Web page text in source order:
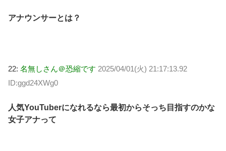
アナウンサーとは？
22: 名無しさん＠恐縮です 2025/04/01(火) 21:17:13.92
ID:ggd24XWg0
人気YouTuberになれるなら最初からそっち目指すのかな
女子アナって